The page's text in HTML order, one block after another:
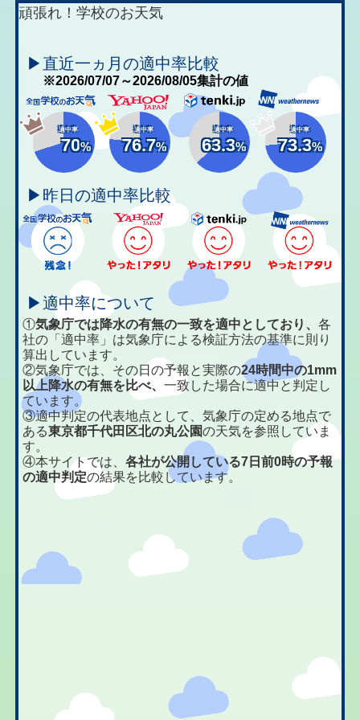
頑張れ！学校のお天気
▶直近一ヵ月の適中率比較
※2026/07/07～2026/08/05集計の値
適中率
70%
適中率
76.7%
適中率
63.3%
適中率
73.3%
▶昨日の適中率比較
▶適中率について
①気象庁では降水の有無の一致を適中としており、各
社の「適中率」は気象庁による検証方法の基準に則り
算出しています。
②気象庁では、その日の予報と実際の24時間中の1mm
以上降水の有無を比べ、一致した場合に適中と判定し
ています。
③適中判定の代表地点として、気象庁の定める地点で
ある東京都千代田区北の丸公園の天気を参照していま
す。
④本サイトでは、各社が公開している7日前0時の予報
の適中判定の結果を比較しています。